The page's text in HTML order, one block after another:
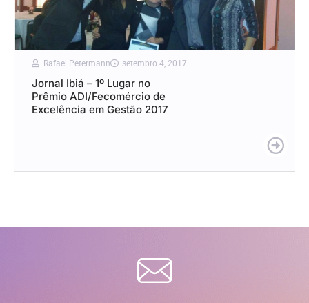
Rafael Petermann setembro 4, 2017
Jornal Ibiá – 1º Lugar no
Prêmio ADI/Fecomércio de
Excelência em Gestão 2017